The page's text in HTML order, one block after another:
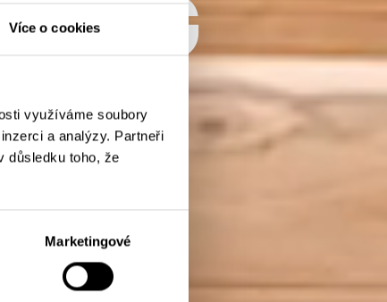
Více o cookies
využíváme soubory
a analýzy. Partneři
důsledku toho, že
Marketingové